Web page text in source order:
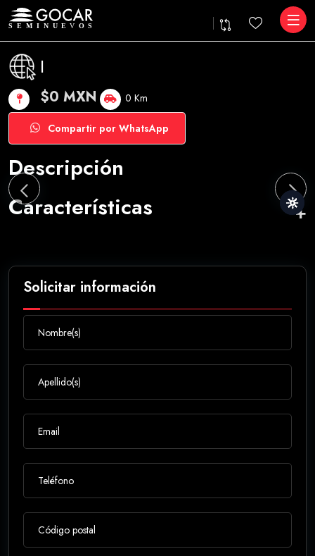
|
$0 MXN 0 Km
Compartir por WhatsApp
Descripción
Características
Solicitar información